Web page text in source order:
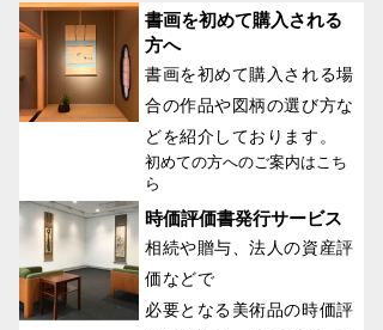
書画を初めて購入される
方へ
書画を初めて購入される場
合の作品や図柄の選び方な
どを紹介しております。
初めての方へのご案内はこち
ら
時価評価書発行サービス
相続や贈与、法人の資産評
価などで
必要となる美術品の時価評